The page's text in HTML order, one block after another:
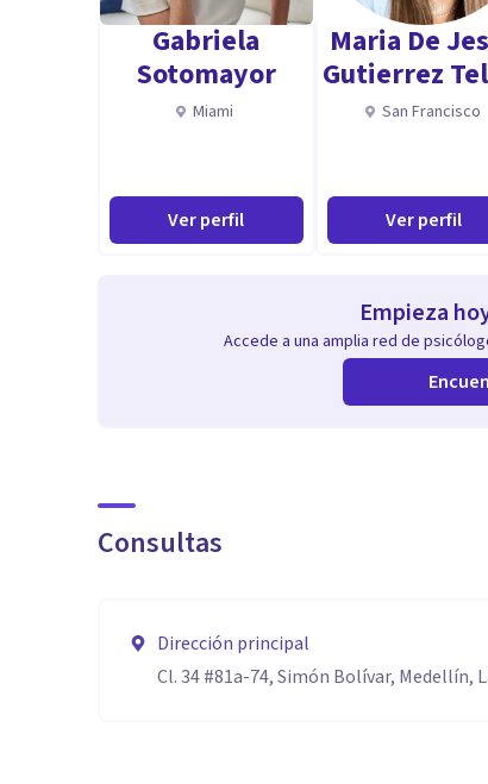
y sincero, con comunicación efectiva,
Gabriela
Sotomayor
Miami
Ver perfil
Maria De
Gutierrez
San Francisco
Ver perfil
Empieza
Accede a una amplia red de
Consultas
Dirección principal
Cl. 34 #81a-74, Simón Bolívar, Medellín,